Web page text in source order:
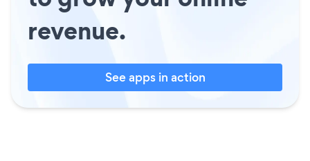
revenue.
See apps in action